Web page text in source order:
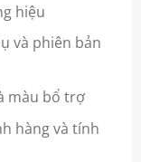
hiệu
và phiên bản
màu bổ trợ
hàng và tính